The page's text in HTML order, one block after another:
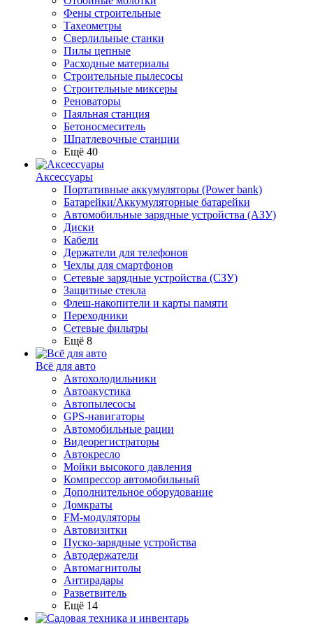
Фены строительные
Тахеометры
Сверлильные станки
Пилы цепные
Расходные материалы
Строительные пылесосы
Строительные миксеры
Реноваторы
Паяльная станция
Бетоносмеситель
Шпатлевочные станции
Ещё 40
Аксессуары
Портативные аккумуляторы (Power bank)
Батарейки/Аккумуляторные батарейки
Автомобильные зарядные устройства (АЗУ)
Диски
Кабели
Держатели для телефонов
Чехлы для смартфонов
Сетевые зарядные устройства (СЗУ)
Защитные стекла
Флеш-накопители и карты памяти
Переходники
Сетевые фильтры
Ещё 8
Всё для авто
Автохолодильники
Автоакустика
Автопылесосы
GPS-навигаторы
Автомобильные рации
Видеорегистраторы
Автокресло
Мойки высокого давления
Компрессор автомобильный
Дополнительное оборудование
Домкраты
FM-модуляторы
Автовизитки
Пуско-зарядные устройства
Автодержатели
Автомагнитолы
Антирадары
Разветвитель
Ещё 14